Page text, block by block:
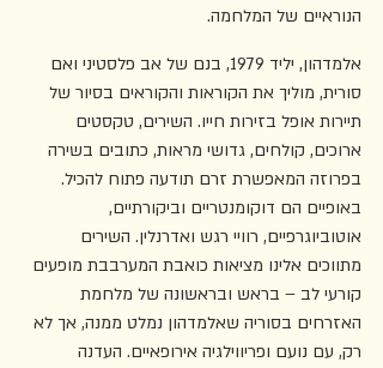
הנוראיים של המלחמה.
אלמדהון, יליד 1979, בנם של אב פלסטיני ואם
סורית, מוליך את הקוראות והקוראים בסיור של
תיירות אופל בזירות חייו. השירים, טקסטים
ארוכים, קולחים, גדושי מראות, כתובים בשירה
בפרוזה המאפשרת זרם תודעה פתוח להכיל.
באופיים הם דוקומנטריים וביקורתיים,
אוטוביוגרפיים, רוויי רגש ואדרנלין. השירים
מתווכים אלינו מציאות כואבת המערבבת מופעים
קורעי לב – בראש ובראשונה של מלחמת
האזרחים בסוריה שאלמדהון נמלט ממנה, אך לא
רק, עם נועם ופריווילגיה אירופאיים. העדנה